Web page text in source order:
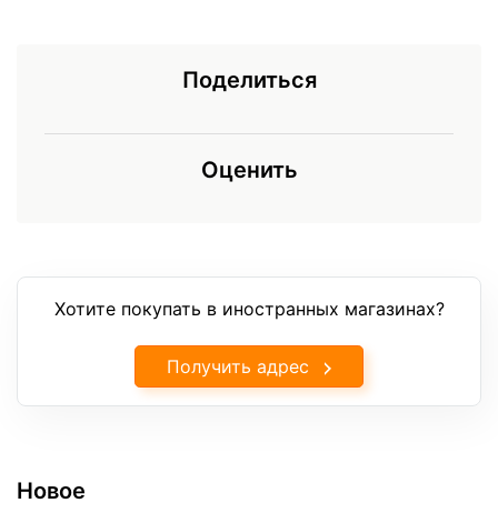
Поделиться
Оценить
Хотите покупать в иностранных магазинах?
Получить адрес
Новое